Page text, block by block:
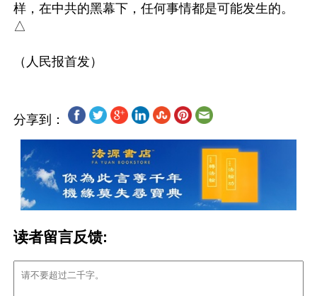
样，在中共的黑幕下，任何事情都是可能发生的。
△
分享到：
读者留言反馈: